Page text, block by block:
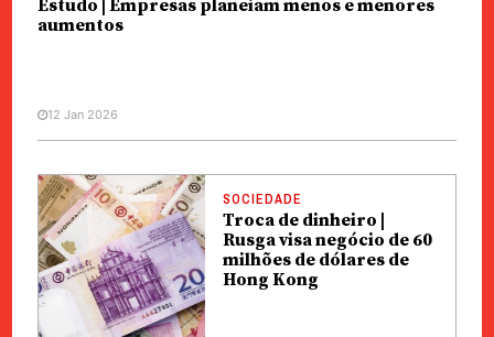
Estudo | Empresas planeiam menos e menores
aumentos
12 Jan 2026
SOCIEDADE
Troca de dinheiro |
Rusga visa negócio de 60
milhões de dólares de
Hong Kong